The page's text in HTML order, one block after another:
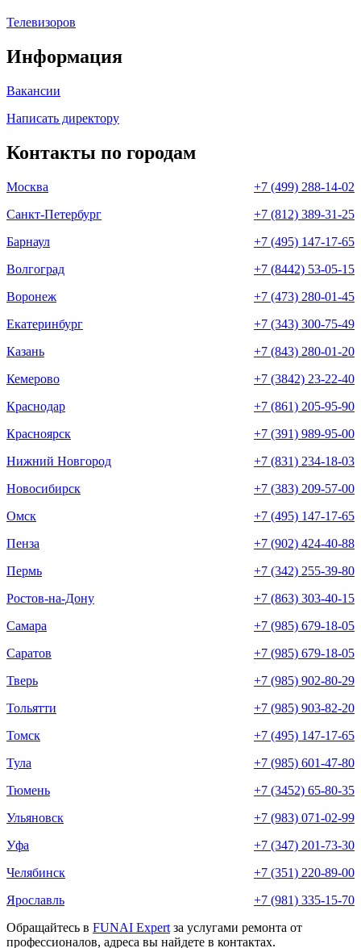
Телевизоров
Информация
Вакансии
Написать директору
Контакты по городам
Москва
+7 (499) 288-14-02
Санкт-Петербург
+7 (812) 389-31-25
Барнаул
+7 (495) 147-17-65
Волгоград
+7 (8442) 53-05-15
Воронеж
+7 (473) 280-01-45
Екатеринбург
+7 (343) 300-75-49
Казань
+7 (843) 280-01-20
Кемерово
+7 (3842) 23-22-40
Краснодар
+7 (861) 205-95-90
Красноярск
+7 (391) 989-95-00
Нижний Новгород
+7 (831) 234-18-03
Новосибирск
+7 (383) 209-57-00
Омск
+7 (495) 147-17-65
Пенза
+7 (902) 424-40-88
Пермь
+7 (342) 255-39-80
Ростов-на-Дону
+7 (863) 303-40-15
Самара
+7 (985) 679-18-05
Саратов
+7 (985) 679-18-05
Тверь
+7 (985) 902-80-29
Тольятти
+7 (985) 903-82-20
Томск
+7 (495) 147-17-65
Тула
+7 (985) 601-47-80
Тюмень
+7 (3452) 65-80-35
Ульяновск
+7 (983) 071-02-99
Уфа
+7 (347) 201-73-30
Челябинск
+7 (351) 220-89-00
Ярославль
+7 (981) 335-15-70
Обращайтесь в FUNAI Expert за услугами ремонта от
профессионалов, адреса вы найдете в контактах.